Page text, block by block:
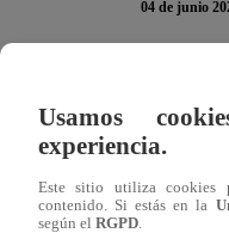
04 de junio
un periodo de
constitucional
una ratificación vía
Usamos
experiencia.
Este sitio utiliza cookies
contenido. Si estás en la
según el RGPD